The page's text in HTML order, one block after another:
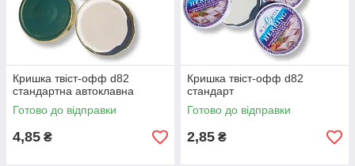
Кришка твіст-офф d82
стандартна автоклавна
Готово до відправки
4,85 ₴
Кришка твіст-офф d82
стандарт
Готово до відправки
2,85 ₴